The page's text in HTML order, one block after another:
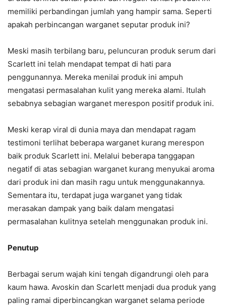
memiliki perbandingan jumlah yang hampir sama. Seperti
apakah perbincangan warganet seputar produk ini?
Meski masih terbilang baru, peluncuran produk serum dari
Scarlett ini telah mendapat tempat di hati para
penggunannya. Mereka menilai produk ini ampuh
mengatasi permasalahan kulit yang mereka alami. Itulah
sebabnya sebagian warganet merespon positif produk ini.
Meski kerap viral di dunia maya dan mendapat ragam
testimoni terlihat beberapa warganet kurang merespon
baik produk Scarlett ini. Melalui beberapa tanggapan
negatif di atas sebagian warganet kurang menyukai aroma
dari produk ini dan masih ragu untuk menggunakannya.
Sementara itu, terdapat juga warganet yang tidak
merasakan dampak yang baik dalam mengatasi
permasalahan kulitnya setelah menggunakan produk ini.
Penutup
Berbagai serum wajah kini tengah digandrungi oleh para
kaum hawa. Avoskin dan Scarlett menjadi dua produk yang
paling ramai diperbincangkan warganet selama periode